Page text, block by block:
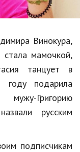
Винокура,
стала мамочкой,
танцует в
подарила
Григорию
русским
подписчикам